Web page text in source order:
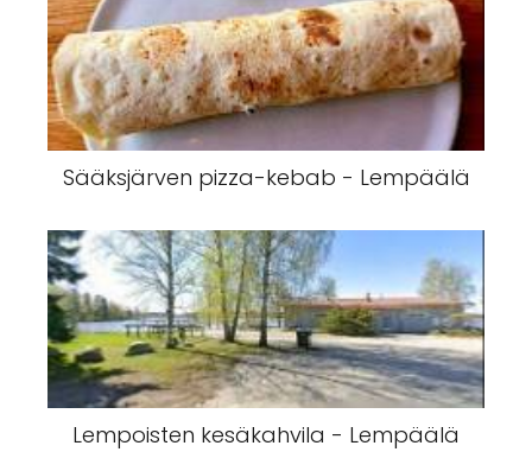
Sääksjärven pizza-kebab - Lempäälä
Lempoisten kesäkahvila - Lempäälä